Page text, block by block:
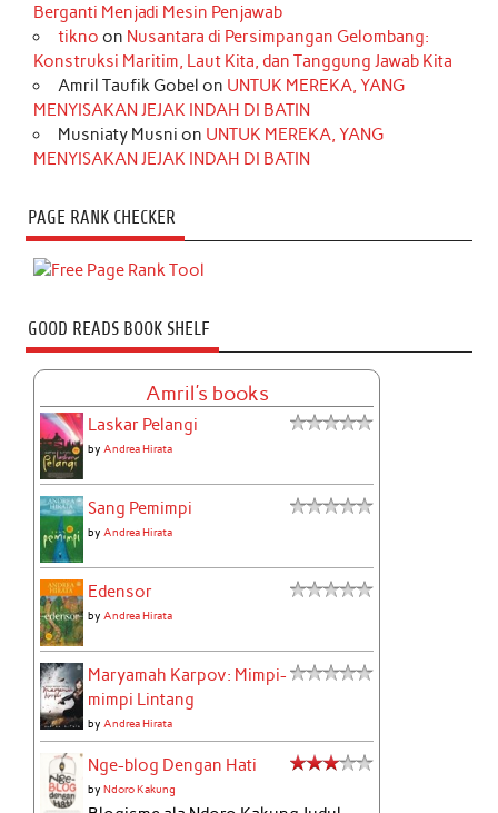
Berganti Menjadi Mesin Penjawab
tikno on Nusantara di Persimpangan Gelombang:
Konstruksi Maritim, Laut Kita, dan Tanggung Jawab Kita
Amril Taufik Gobel on UNTUK MEREKA, YANG
MENYISAKAN JEJAK INDAH DI BATIN
Musniaty Musni on UNTUK MEREKA, YANG
MENYISAKAN JEJAK INDAH DI BATIN
PAGE RANK CHECKER
GOOD READS BOOK SHELF
Amril's books
Laskar Pelangi
byAndrea Hirata
Sang Pemimpi
byAndrea Hirata
Edensor
byAndrea Hirata
Maryamah Karpov: Mimpi-
mimpi Lintang
byAndrea Hirata
Nge-blog Dengan Hati
byNdoro Kakung